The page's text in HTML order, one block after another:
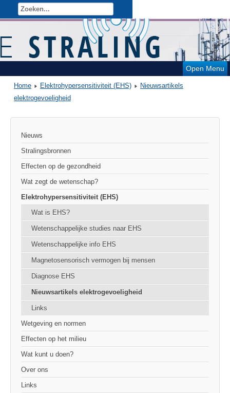
Open Menu
Home Elektrohypersensitiviteit (EHS)
Nieuwsartikels
elektrogevoeligheid
Nieuws
Stralingsbronnen
Effecten op de gezondheid
Wat zegt de wetenschap?
Elektrohypersensitiviteit (EHS)
Wat is EHS?
Wetenschappelijke studies naar EHS
Wetenschappelijke info EHS
Magnetosensorisch vermogen bij mensen
Diagnose EHS
Nieuwsartikels elektrogevoeligheid
Links
Wetgeving en normen
Effecten op het milieu
Wat kunt u doen?
Over ons
Links